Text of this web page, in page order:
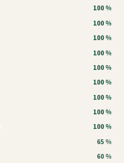
100 %
100 %
100 %
100 %
100 %
100 %
100 %
100 %
100 %
65 %
60 %